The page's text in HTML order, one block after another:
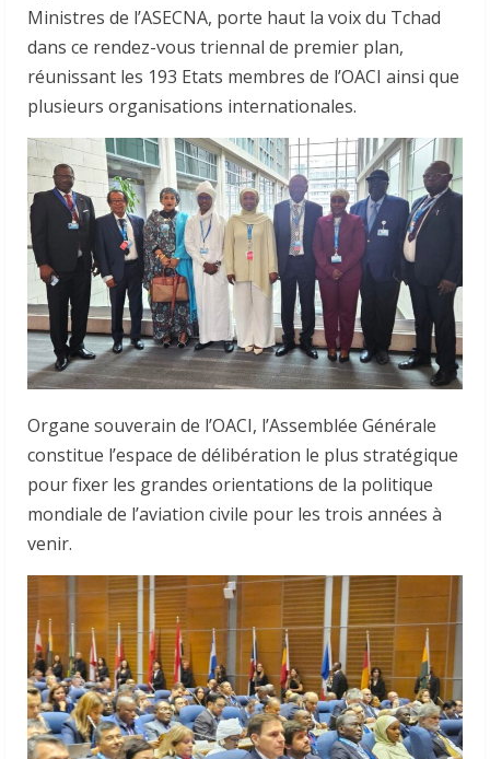
Ministres de l’ASECNA, porte haut la voix du Tchad
dans ce rendez-vous triennal de premier plan,
réunissant les 193 Etats membres de l’OACI ainsi que
plusieurs organisations internationales.
Organe souverain de l’OACI, l’Assemblée Générale
constitue l’espace de délibération le plus stratégique
pour fixer les grandes orientations de la politique
mondiale de l’aviation civile pour les trois années à
venir.